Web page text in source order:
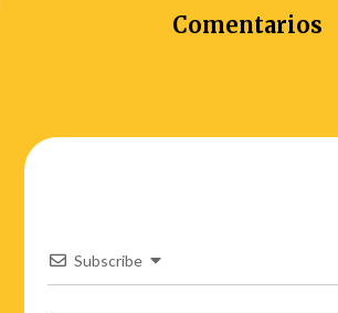
Comentarios
Subscribe